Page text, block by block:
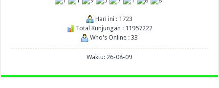
Hari ini : 1723
Total Kunjungan : 11957222
Who's Online : 33
Waktu: 26-08-09